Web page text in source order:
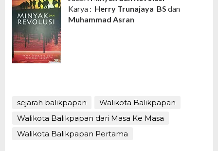
Karya : Herry Trunajaya BS dan
Muhammad Asran
sejarah balikpapan
Walikota Balikpapan
Walikota Balikpapan dari Masa Ke Masa
Walikota Balikpapan Pertama